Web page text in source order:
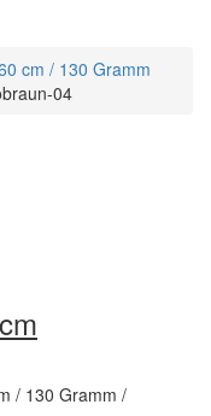
cm / 130 Gramm
04
/ 130 Gramm /